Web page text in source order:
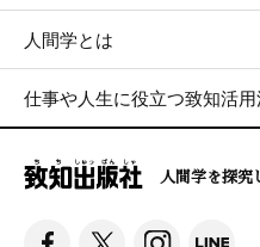
人間学とは
仕事や人生に役立つ致知活
人間学を探究